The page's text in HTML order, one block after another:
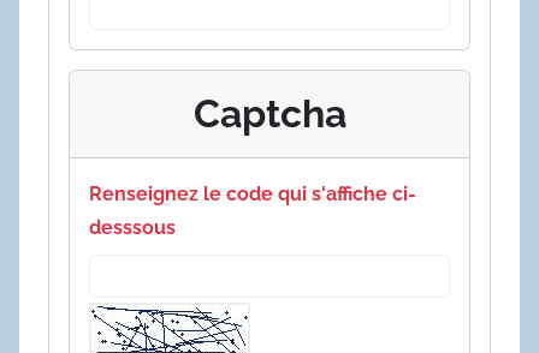
Captcha
Renseignez le code qui s'affiche ci-
desssous